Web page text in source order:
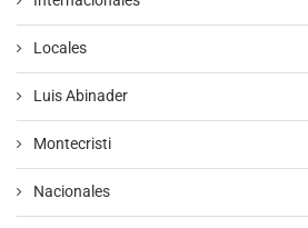
Locales
Luis Abinader
Montecristi
Nacionales